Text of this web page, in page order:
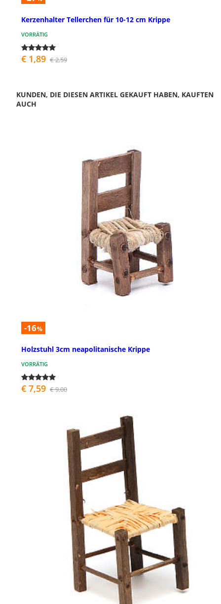
Kerzenhalter Tellerchen für 10-12 cm Krippe
VORRÄTIG
€ 1,89 € 2,59
KUNDEN, DIE DIESEN ARTIKEL GEKAUFT HABEN, KAUFTEN
AUCH
-16%
Holzstuhl 3cm neapolitanische Krippe
VORRÄTIG
€ 7,59 € 9,00